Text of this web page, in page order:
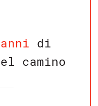
di
camino